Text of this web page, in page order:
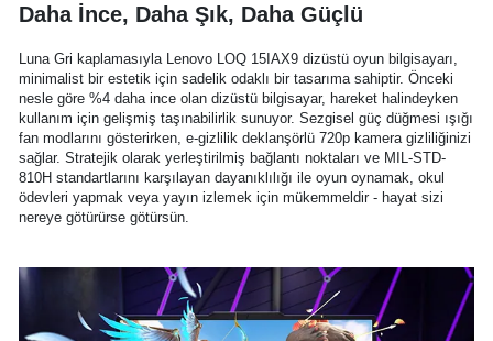
Daha İnce, Daha Şık, Daha Güçlü
Luna Gri kaplamasıyla Lenovo LOQ 15IAX9 dizüstü oyun bilgisayarı,
minimalist bir estetik için sadelik odaklı bir tasarıma sahiptir. Önceki
nesle göre %4 daha ince olan dizüstü bilgisayar, hareket halindeyken
kullanım için gelişmiş taşınabilirlik sunuyor. Sezgisel güç düğmesi ışığı
fan modlarını gösterirken, e-gizlilik deklanşörlü 720p kamera gizliliğinizi
sağlar. Stratejik olarak yerleştirilmiş bağlantı noktaları ve MIL-STD-
810H standartlarını karşılayan dayanıklılığı ile oyun oynamak, okul
ödevleri yapmak veya yayın izlemek için mükemmeldir - hayat sizi
nereye götürürse götürsün.